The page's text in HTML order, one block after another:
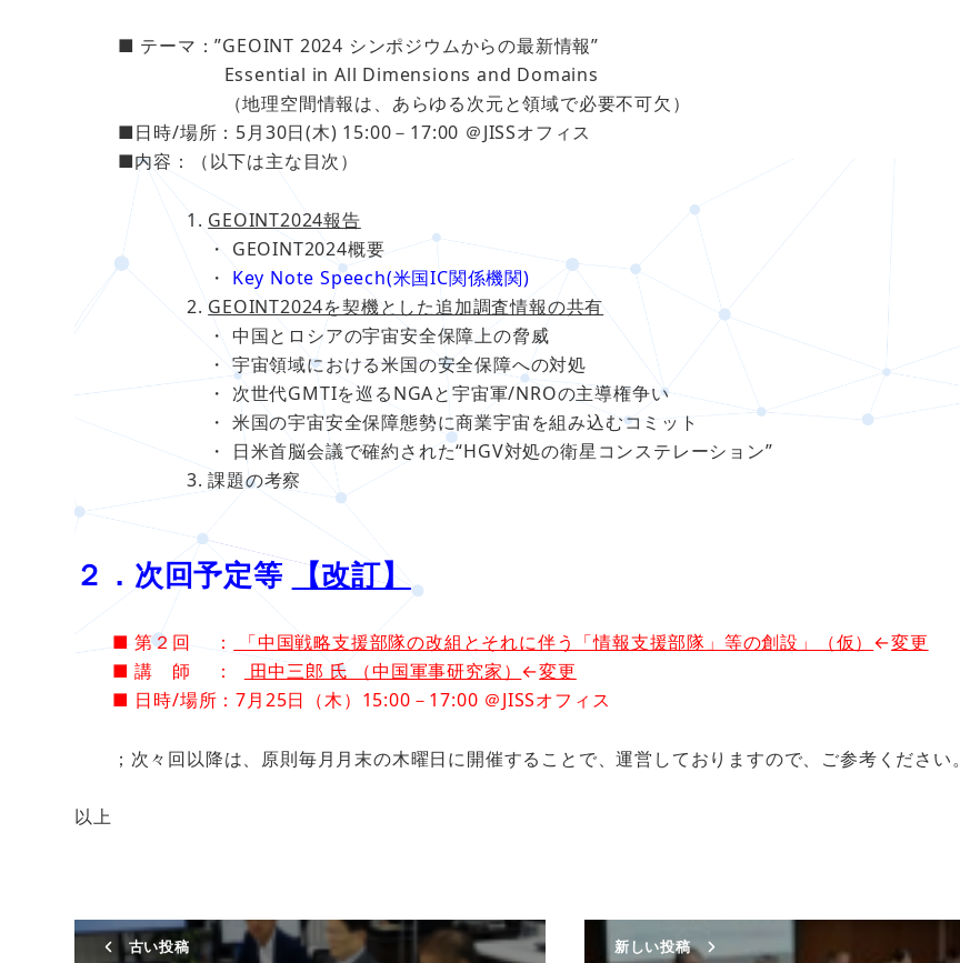
■ テーマ：”GEOINT 2024 シンポジウムからの最新情報”
Essential in All Dimensions and Domains
（地理空間情報は、あらゆる次元と領域で必要不可欠）
■日時/場所：5月30日(木) 15:00－17:00 ＠JISSオフィス
■内容：（以下は主な目次）
GEOINT2024報告
・ GEOINT2024概要
・ Key Note Speech(米国IC関係機関)
GEOINT2024を契機とした追加調査情報の共有
・ 中国とロシアの宇宙安全保障上の脅威
・ 宇宙領域における米国の安全保障への対処
・ 次世代GMTIを巡るNGAと宇宙軍/NROの主導権争い
・ 米国の宇宙安全保障態勢に商業宇宙を組み込むコミット
・ 日米首脳会議で確約された“HGV対処の衛星コンステレーション”
課題の考察
２．次回予定等 【改訂】
■ 第２回 ： 「中国戦略支援部隊の改組とそれに伴う「情報支援部隊」等の創設」（仮） ←変更
■ 講 師 ：
田中三郎 氏 （中国軍事研究家） ←変更
■ 日時/場所：7月25日（木）15:00－17:00 ＠JISSオフィス
；次々回以降は、原則毎月月末の木曜日に開催することで、運営しておりますので、ご参考ください。
以上
古い投稿 新しい投稿